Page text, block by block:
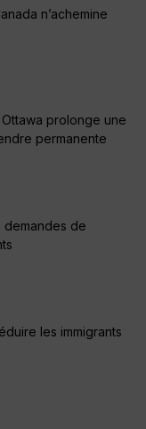
n’achemine
prolonge une
permanente
demandes de
les immigrants